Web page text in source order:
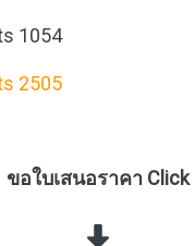
1054
2505
ขอใบเสนอราคา Click